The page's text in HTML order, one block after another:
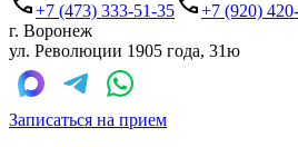
+7 (473) 333-51-35
+7 (920)
г. Воронеж
ул. Революции 1905 года, 31ю
Записаться на прием